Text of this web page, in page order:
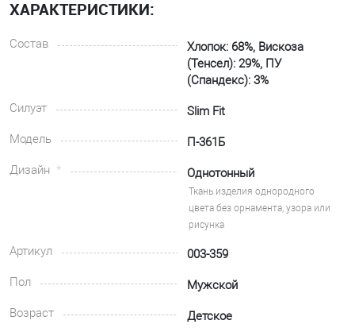
ХАРАКТЕРИСТИКИ:
Состав
Хлопок: 68%, Вискоза
(Тенсел): 29%, ПУ
(Спандекс): 3%
Силуэт
Slim Fit
Модель
П-361Б
Дизайн
Однотонный
Ткань изделия однородного
цвета без орнамента, узора или
рисунка
Артикул
003-359
Пол
Мужской
Возраст
Детское